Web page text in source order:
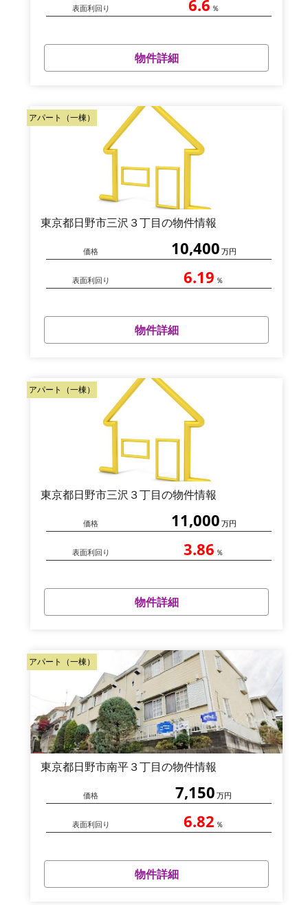
表面利回り 6.6 ％
物件詳細
アパート（一棟）
東京都日野市三沢３丁目の物件情報
価格 10,400 万円
表面利回り 6.19 ％
物件詳細
アパート（一棟）
東京都日野市三沢３丁目の物件情報
価格 11,000 万円
表面利回り 3.86 ％
物件詳細
アパート（一棟）
東京都日野市南平３丁目の物件情報
価格 7,150 万円
表面利回り 6.82 ％
物件詳細